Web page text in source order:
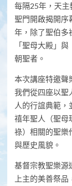
每隔25年，天
聖門開啟揭開序
年，除了聖伯多
「聖母大殿」
朝聖者。
本次講座特邀
我們從四座以聖
人的行誼典範，
禧年聖人（聖母
祿）相關的聖樂
與歷史風貌。
基督宗教聖樂源
上主的美善祭